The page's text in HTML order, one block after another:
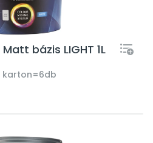
bázis LIGHT 1L
karton=6db